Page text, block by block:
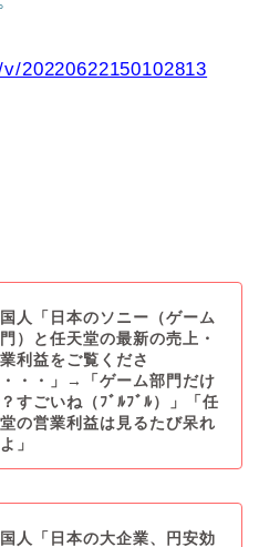
20220622150102813
人「日本のソニー（ゲーム
）と任天堂の最新の売上・
利益をご覧くださ
・・」→「ゲーム部門だけ
すごいね（ﾌﾞﾙﾌﾞﾙ）」「任
の営業利益は見るたび呆れ
」
人「日本の大企業、円安効